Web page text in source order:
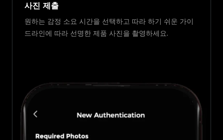
사진 제출
원하는 감정 소요 시간을 선택하고 따라 하기 쉬운 가이
드라인에 따라 선명한 제품 사진을 촬영하세요.